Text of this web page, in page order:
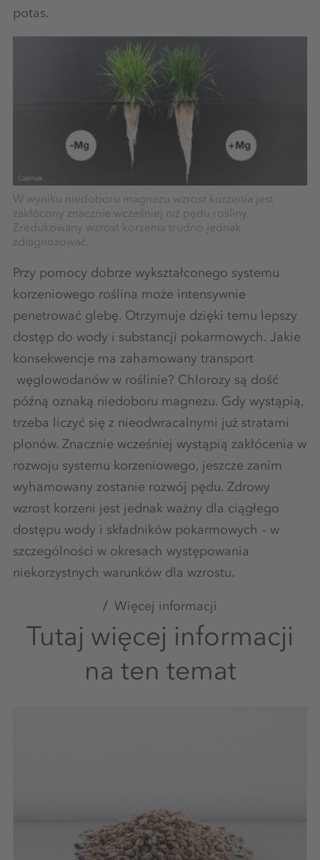
potas.
W wyniku niedoboru magnezu wzrost korzenia jest
zakłócony znacznie wcześniej niż pędu rośliny.
Zredukowany wzrost korzenia trudno jednak
zdiagnozować.
Przy pomocy dobrze wykształconego systemu
korzeniowego roślina może intensywnie
penetrować glebę. Otrzymuje dzięki temu lepszy
dostęp do wody i substancji pokarmowych. Jakie
konsekwencje ma zahamowany transport
węglowodanów w roślinie? Chlorozy są dość
późną oznaką niedoboru magnezu. Gdy wystąpią,
trzeba liczyć się z nieodwracalnymi już stratami
plonów. Znacznie wcześniej wystąpią zakłócenia w
rozwoju systemu korzeniowego, jeszcze zanim
wyhamowany zostanie rozwój pędu. Zdrowy
wzrost korzeni jest jednak ważny dla ciągłego
dostępu wody i składników pokarmowych – w
szczególności w okresach występowania
niekorzystnych warunków dla wzrostu.
Więcej informacji
Tutaj więcej informacji
na ten temat